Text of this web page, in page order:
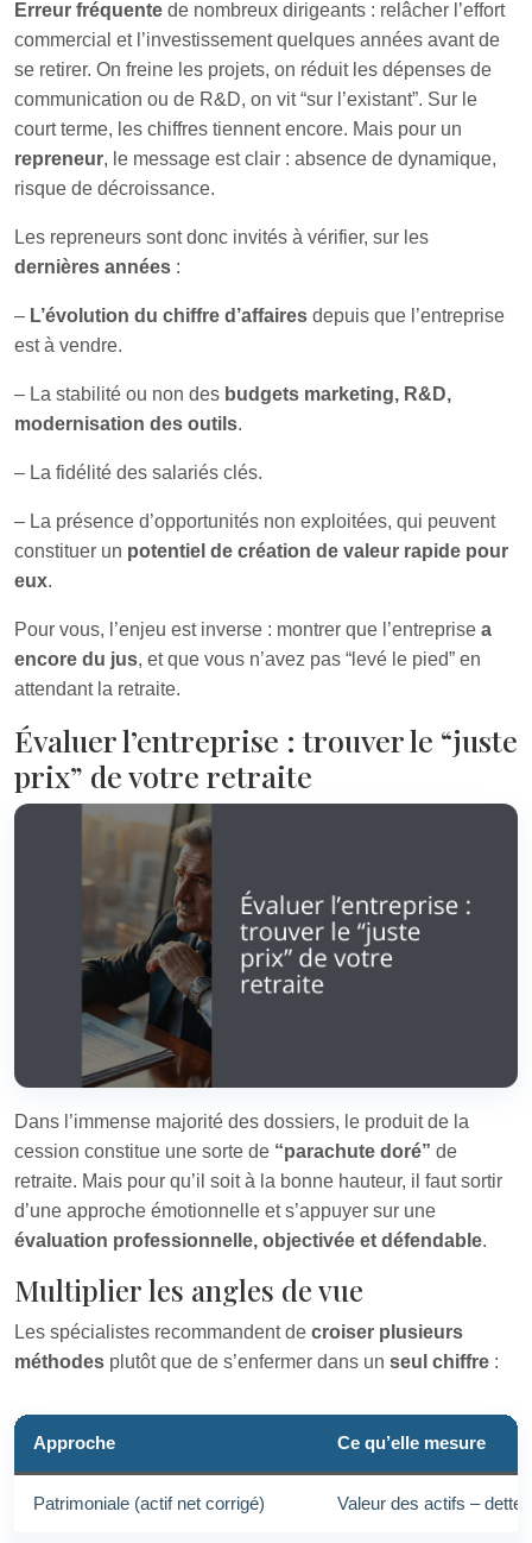
Erreur fréquente de nombreux dirigeants : relâcher l’effort
commercial et l’investissement quelques années avant de
se retirer. On freine les projets, on réduit les dépenses de
communication ou de R&D, on vit “sur l’existant”. Sur le
court terme, les chiffres tiennent encore. Mais pour un
repreneur, le message est clair : absence de dynamique,
risque de décroissance.
Les repreneurs sont donc invités à vérifier, sur les
dernières années :
– L’évolution du chiffre d’affaires depuis que l’entreprise
est à vendre.
– La stabilité ou non des budgets marketing, R&D,
modernisation des outils.
– La fidélité des salariés clés.
– La présence d’opportunités non exploitées, qui peuvent
constituer un potentiel de création de valeur rapide pour
eux.
Pour vous, l’enjeu est inverse : montrer que l’entreprise a
encore du jus, et que vous n’avez pas “levé le pied” en
attendant la retraite.
Évaluer l’entreprise : trouver le “juste
prix” de votre retraite
Dans l’immense majorité des dossiers, le produit de la
cession constitue une sorte de “parachute doré” de
retraite. Mais pour qu’il soit à la bonne hauteur, il faut sortir
d’une approche émotionnelle et s’appuyer sur une
évaluation professionnelle, objectivée et défendable.
Multiplier les angles de vue
Les spécialistes recommandent de croiser plusieurs
méthodes plutôt que de s’enfermer dans un seul chiffre :
Approche Ce qu’elle mesure
Patrimoniale (actif net corrigé) Valeur des actifs – dettes